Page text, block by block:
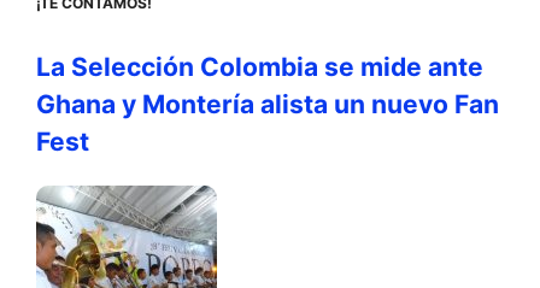
La Selección Colombia se mide ante
Ghana y Montería alista un nuevo Fan
Fest